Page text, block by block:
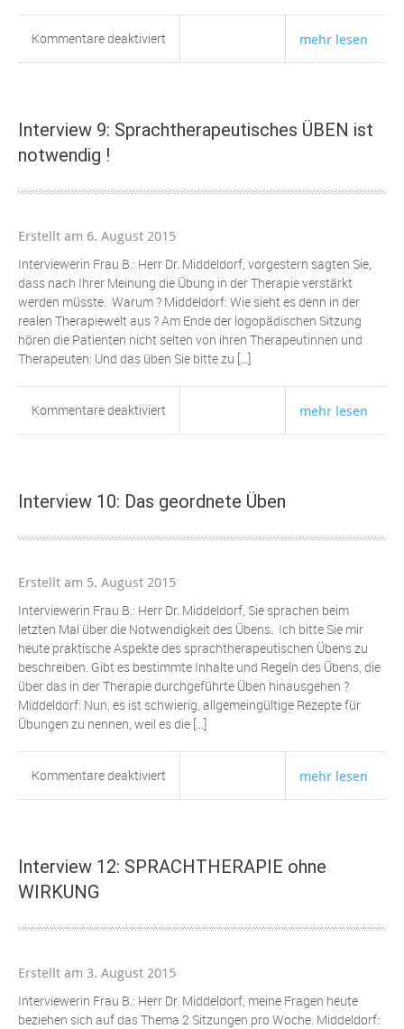
Kommentare deaktiviert
Sprache
mehr lesen
Interview 9: Sprachtherapeutisches ÜBEN ist
notwendig !
Erstellt am 6. August 2015
Interviewerin Frau B.: Herr Dr. Middeldorf, vorgestern sagten Sie,
dass nach Ihrer Meinung die Übung in der Therapie verstärkt
werden müsste. Warum ? Middeldorf: Wie sieht es denn in der
realen Therapiewelt aus ? Am Ende der logopädischen Sitzung
hören die Patienten nicht selten von ihren Therapeutinnen und
Therapeuten: Und das üben Sie bitte zu […]
Kommentare deaktiviert
ist
mehr lesen
Interview 10: Das geordnete Üben
Erstellt am 5. August 2015
Interviewerin Frau B.: Herr Dr. Middeldorf, Sie sprachen beim
letzten Mal über die Notwendigkeit des Übens. Ich bitte Sie mir
heute praktische Aspekte des sprachtherapeutischen Übens zu
beschreiben. Gibt es bestimmte Inhalte und Regeln des Übens, die
über das in der Therapie durchgeführte Üben hinausgehen ?
Middeldorf: Nun, es ist schwierig, allgemeingültige Rezepte für
Übungen zu nennen, weil es die […]
Kommentare deaktiviert
Üben
mehr lesen
Interview 12: SPRACHTHERAPIE ohne
WIRKUNG
Erstellt am 3. August 2015
Interviewerin Frau B.: Herr Dr. Middeldorf, meine Fragen heute
beziehen sich auf das Thema 2 Sitzungen pro Woche. Middeldorf: